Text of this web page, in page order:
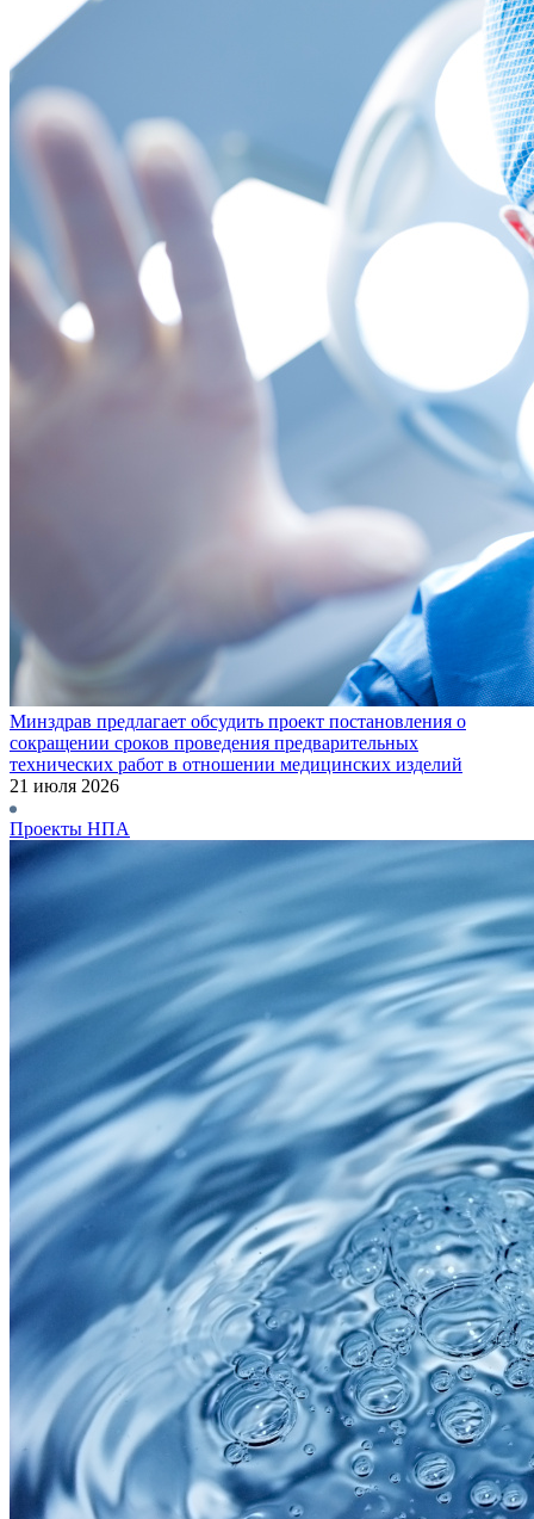
Минздрав предлагает обсудить проект постановления о
сокращении сроков проведения предварительных
технических работ в отношении медицинских изделий
21 июля 2026
Проекты НПА